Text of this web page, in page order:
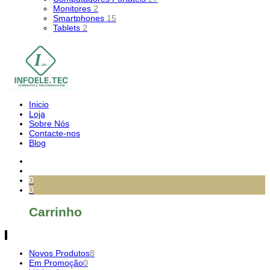
Monitores 2
Smartphones 15
Tablets 2
Inicio
Loja
Sobre Nós
Contacte-nos
Blog
0
0
Carrinho
Novos Produtos8
Em Promoção0